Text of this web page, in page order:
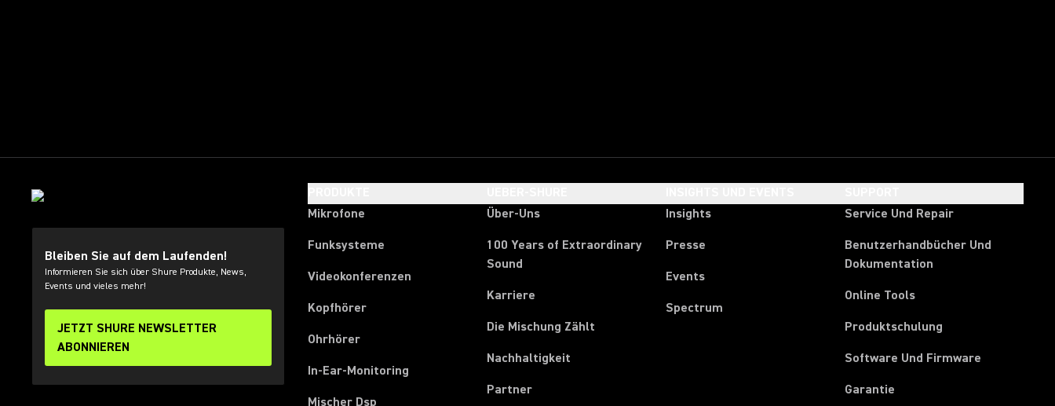
Bleiben Sie auf dem Laufenden!
Informieren Sie sich über Shure Produkte, News,
Events und vieles mehr!
JETZT SHURE NEWSLETTER
ABONNIEREN
Mikrofone
Funksysteme
Videokonferenzen
Kopfhörer
Ohrhörer
In-Ear-Monitoring
Mischer Dsp
Über-Uns
100 Years of Extraordinary
Sound
Karriere
Die Mischung Zählt
Nachhaltigkeit
Partner
Insights
Presse
Events
Spectrum
Service Und Repair
Benutzerhandbücher Und
Dokumentation
Online Tools
Produktschulung
Software Und Firmware
Garantie